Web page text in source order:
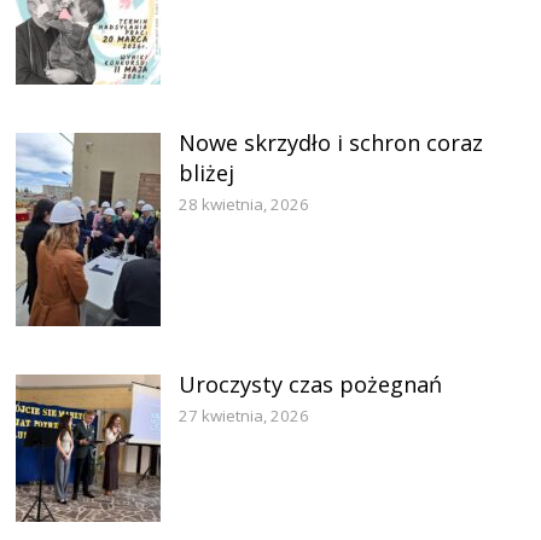
Nowe skrzydło i schron coraz
bliżej
28 kwietnia, 2026
Uroczysty czas pożegnań
27 kwietnia, 2026